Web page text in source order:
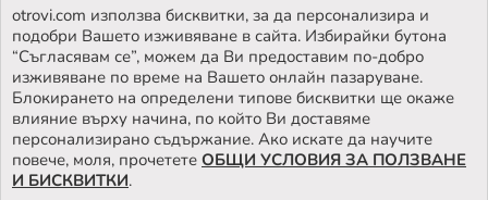
НАМЕРЕТЕ НАШИЯТ МАГАЗИН
otrovi.com използва бисквитки, за да персонализира и
подобри Вашето изживяване в сайта. Избирайки бутона
“Съгласявам се”, можем да Ви предоставим по-добро
изживяване по време на Вашето онлайн пазаруване.
Блокирането на определени типове бисквитки ще окаже
влияние върху начина, по който Ви доставяме
персонализирано съдържание. Ако искате да научите
повече, моля, прочетете ОБЩИ УСЛОВИЯ ЗА ПОЛЗВАНЕ
И БИСКВИТКИ.